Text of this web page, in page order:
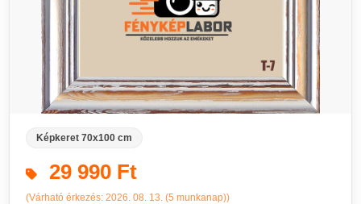
Képkeret 70x100 cm
29 990 Ft
(Várható érkezés: 2026. 08. 13. (5 munkanap))